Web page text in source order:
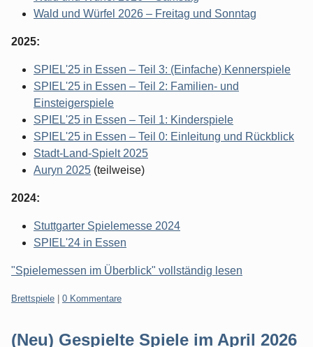
Wald und Würfel 2026 – Freitag und Sonntag
2025:
SPIEL'25 in Essen – Teil 3: (Einfache) Kennerspiele
SPIEL'25 in Essen – Teil 2: Familien- und
Einsteigerspiele
SPIEL'25 in Essen – Teil 1: Kinderspiele
SPIEL'25 in Essen – Teil 0: Einleitung und Rückblick
Stadt-Land-Spielt 2025
Auryn 2025 (teilweise)
2024:
Stuttgarter Spielemesse 2024
SPIEL'24 in Essen
"Spielemessen im Überblick" vollständig lesen
Kategorien:
Brettspiele 0 Kommentare
(Neu) Gespielte Spiele im April 2026